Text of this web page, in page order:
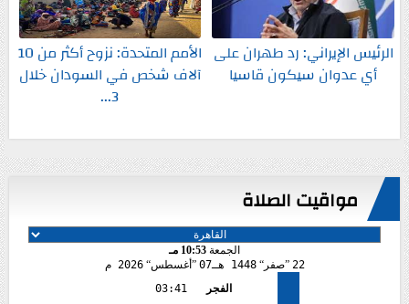
الرئيس الإيراني: رد طهران على
أي عدوان سيكون قاسيا
الأمم المتحدة: نزوح أكثر من 10
آلاف شخص في السودان خلال
3...
مواقيت الصلاة
الجمعة 10:53 مـ
22
صفر 1448 هـ 07 أغسطس 2026 م
الفجر
03:41